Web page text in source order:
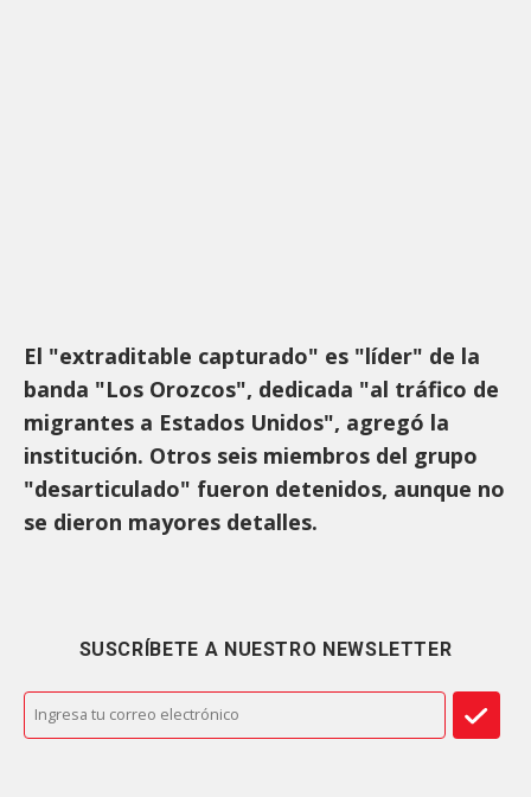
El "extraditable capturado" es "líder" de la
banda "Los Orozcos", dedicada "al tráfico de
migrantes a Estados Unidos", agregó la
institución. Otros seis miembros del grupo
"desarticulado" fueron detenidos, aunque no
se dieron mayores detalles.
SUSCRÍBETE A NUESTRO NEWSLETTER